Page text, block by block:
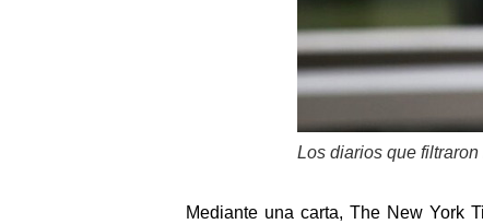
Los diarios que
Mediante una carta, The New York